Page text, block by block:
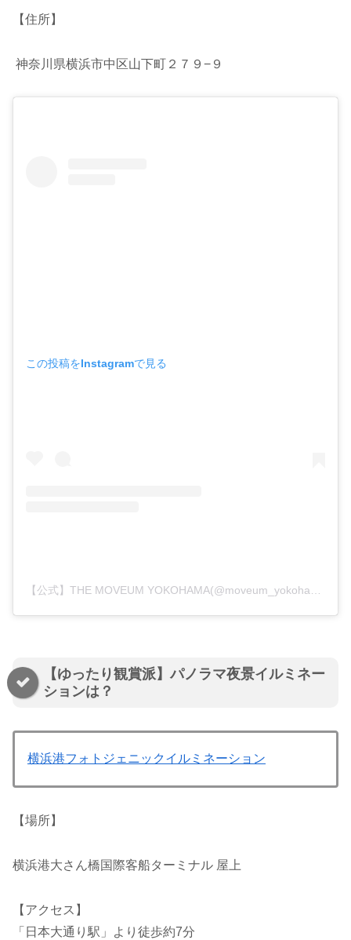
【住所】
神奈川県横浜市中区山下町２７９−９
この投稿をInstagramで見る
【ゆったり観賞派】パノラマ夜景イルミネー
ションは？
横浜港フォトジェニックイルミネーション
【場所】
横浜港大さん橋国際客船ターミナル 屋上
【アクセス】
「日本大通り駅」より徒歩約7分